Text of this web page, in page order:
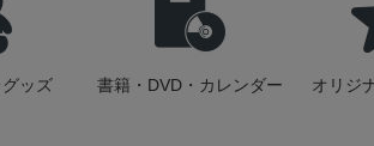
ッズ 書籍・DVD・カレンダー オリジ